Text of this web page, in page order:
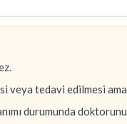
veya tedavi edilmesi
durumunda